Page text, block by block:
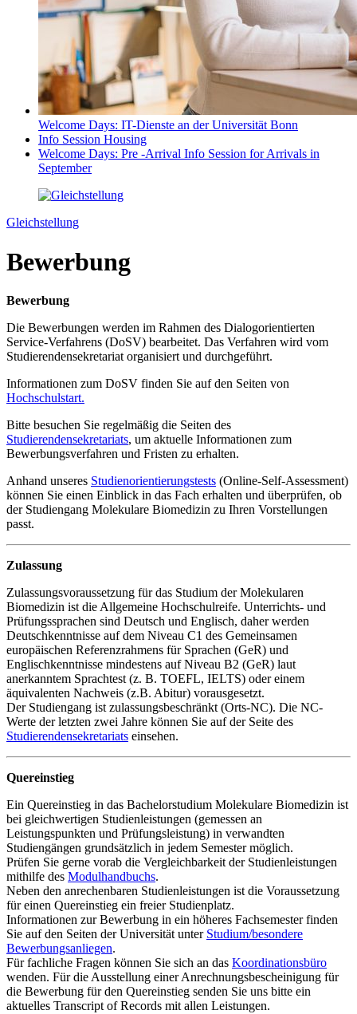
Welcome Days: IT-Dienste an der Universität Bonn
Info Session Housing
Welcome Days: Pre -Arrival Info Session for Arrivals in
September
Gleichstellung
Bewerbung
Bewerbung
Die Bewerbungen werden im Rahmen des Dialogorientierten
Service-Verfahrens (DoSV) bearbeitet. Das Verfahren wird vom
Studierendensekretariat organisiert und durchgeführt.
Informationen zum DoSV finden Sie auf den Seiten von
Hochschulstart.
Bitte besuchen Sie regelmäßig die Seiten des
Studierendensekretariats, um aktuelle Informationen zum
Bewerbungsverfahren und Fristen zu erhalten.
Anhand unseres Studienorientierungstests (Online-Self-Assessment)
können Sie einen Einblick in das Fach erhalten und überprüfen, ob
der Studiengang Molekulare Biomedizin zu Ihren Vorstellungen
passt.
Zulassung
Zulassungsvoraussetzung für das Studium der Molekularen
Biomedizin ist die Allgemeine Hochschulreife. Unterrichts- und
Prüfungssprachen sind Deutsch und Englisch, daher werden
Deutschkenntnisse auf dem Niveau C1 des Gemeinsamen
europäischen Referenzrahmens für Sprachen (GeR) und
Englischkenntnisse mindestens auf Niveau B2 (GeR) laut
anerkanntem Sprachtest (z. B. TOEFL, IELTS) oder einem
äquivalenten Nachweis (z.B. Abitur) vorausgesetzt.
Der Studiengang ist zulassungsbeschränkt (Orts-NC). Die NC-
Werte der letzten zwei Jahre können Sie auf der Seite des
Studierendensekretariats einsehen.
Quereinstieg
Ein Quereinstieg in das Bachelorstudium Molekulare Biomedizin ist
bei gleichwertigen Studienleistungen (gemessen an
Leistungspunkten und Prüfungsleistung) in verwandten
Studiengängen grundsätzlich in jedem Semester möglich.
Prüfen Sie gerne vorab die Vergleichbarkeit der Studienleistungen
mithilfe des Modulhandbuchs.
Neben den anrechenbaren Studienleistungen ist die Voraussetzung
für einen Quereinstieg ein freier Studienplatz.
Informationen zur Bewerbung in ein höheres Fachsemester finden
Sie auf den Seiten der Universität unter Studium/besondere
Bewerbungsanliegen.
Für fachliche Fragen können Sie sich an das Koordinationsbüro
wenden. Für die Ausstellung einer Anrechnungsbescheinigung für
die Bewerbung für den Quereinstieg senden Sie uns bitte ein
aktuelles Transcript of Records mit allen Leistungen.